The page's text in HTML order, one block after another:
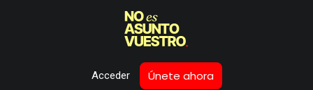
Acceder Únete ahora